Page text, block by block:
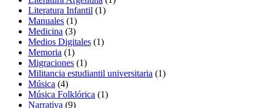
Literatura Infantil 11
Manuales 11
producto
Medicina 33
productos
Medios Digitales 11
Memoria 11
producto
Migraciones 11
producto
Militancia estudiantil universitaria 11
Música 44
productos
Música Folklórica 11
Narrativa 99